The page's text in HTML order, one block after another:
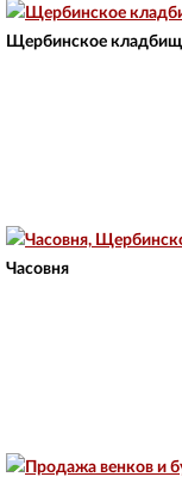
Щербинское
Часовня